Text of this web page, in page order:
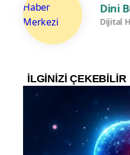
Dini
Dijital